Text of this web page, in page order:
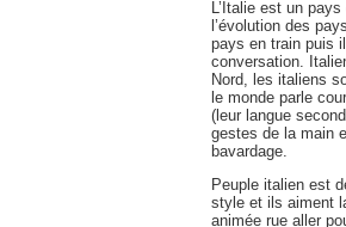
L’Italie est un
l’évolution des
pays en train puis
conversation.
Nord, les italiens
le monde parle
(leur langue
gestes de la main
bavardage.
Peuple italien est
style et ils aiment
animée rue aller